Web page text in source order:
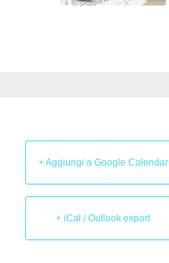
+ Aggiungi a Google Calendar
+ iCal / Outlook export